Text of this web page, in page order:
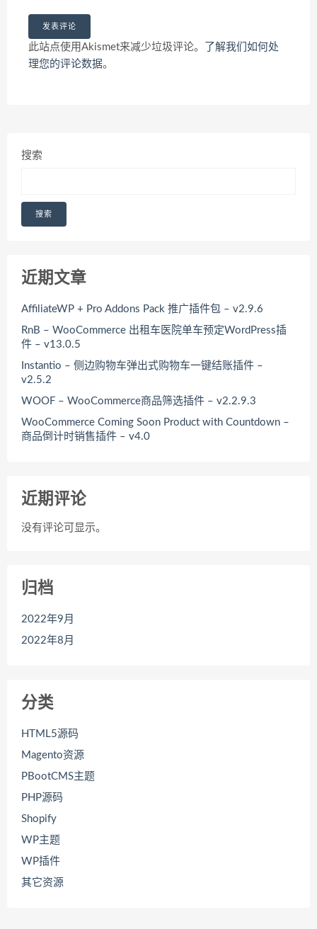
此站点使用Akismet来减少垃圾评论。
了解我们如何处
理您的评论数据。
搜索
搜索
近期文章
AffiliateWP + Pro Addons Pack 推广插件包 – v2.9.6
RnB – WooCommerce 出租车医院单车预定WordPress插
件 – v13.0.5
Instantio – 侧边购物车弹出式购物车一键结账插件 –
v2.5.2
WOOF – WooCommerce商品筛选插件 – v2.2.9.3
WooCommerce Coming Soon Product with Countdown –
商品倒计时销售插件 – v4.0
近期评论
没有评论可显示。
归档
2022年9月
2022年8月
分类
HTML5源码
Magento资源
PBootCMS主题
PHP源码
Shopify
WP主题
WP插件
其它资源